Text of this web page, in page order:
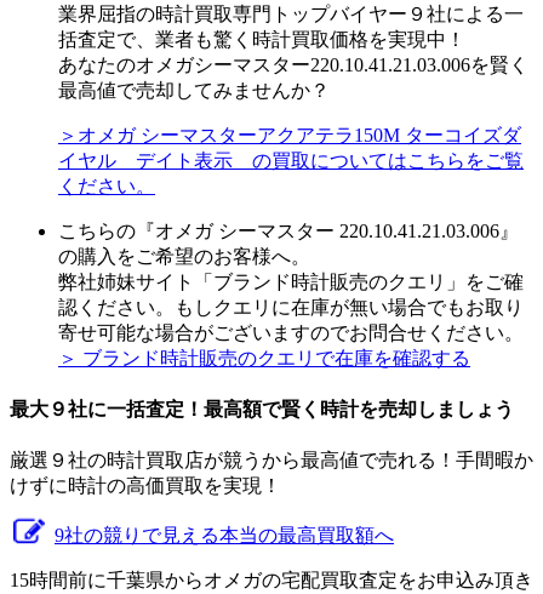
業界屈指の時計買取専門トップバイヤー９社による一
括査定で、業者も驚く時計買取価格を実現中！
あなたのオメガシーマスター220.10.41.21.03.006を賢く
最高値で売却してみませんか？
＞オメガ シーマスターアクアテラ150M ターコイ ズダ
イヤル デイト表示 の買取についてはこちらをご覧
ください。
こちらの『オメガ シーマスター 220.10.41.21.03.006』
の購入をご希望のお客様へ。
弊社姉妹サイト「ブランド時計販売のクエリ」をご確
認ください。もしクエリに在庫が無い場合でもお取り
寄せ可能な場合がございますのでお問合せください。
＞ ブランド時計販売のクエリで在庫を確認する
最大９社に一括査定！ 最高額で賢く時計を売却しましょう
厳選９社の時計買取店が競うから最高値で売れる！手間暇か
けずに時計の高価買取を実現！
9社の競りで見える本当の最高買取額へ
15時間前に千葉県からオメガの宅配買取査定をお申込み頂き